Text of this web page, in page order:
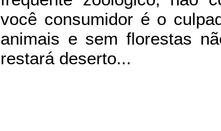
você consumidor é o
animais e sem florestas
restará deserto...